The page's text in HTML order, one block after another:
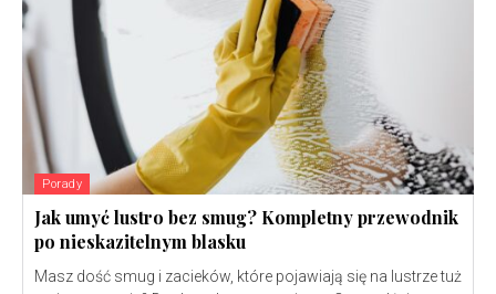
Porady
Jak umyć lustro bez smug? Kompletny przewodnik
po nieskazitelnym blasku
Masz dość smug i zacieków, które pojawiają się na lustrze tuż